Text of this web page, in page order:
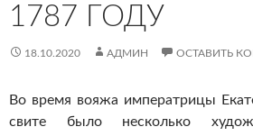
1787 ГОДУ
18.10.2020 АДМИН ОСТАВИТЬ
Во время вояжа императрицы
свите было несколько